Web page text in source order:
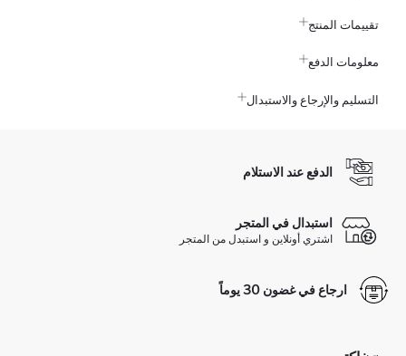
تقييمات المنتج
معلومات الدفع
التسليم والإرجاع والاستبدال
الدفع عند الاستلام
استبدال في المتجر
اشتري أونلاين و استبدل من المتجر
ارجاع في غضون 30 يوماً